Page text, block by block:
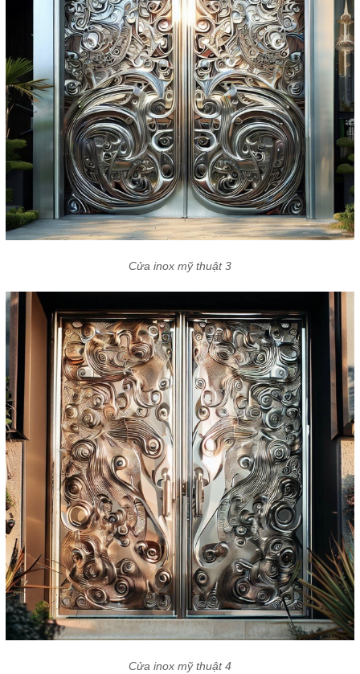
Cửa inox mỹ thuật 3
Cửa inox mỹ thuật 4